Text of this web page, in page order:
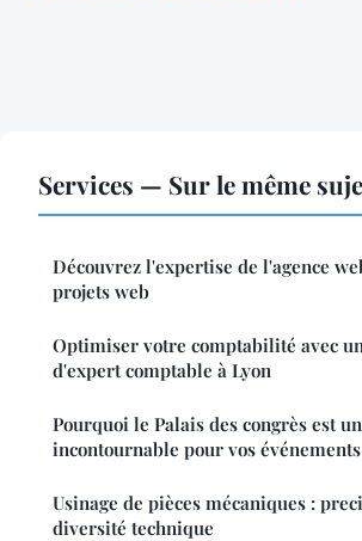
Services — Sur le même
Découvrez l'expertise de l'agence
projets web
Optimiser votre comptabilité avec
d'expert comptable à Lyon
Pourquoi le Palais des congrès est
incontournable pour vos événements
Usinage de pièces mécaniques :
diversité technique